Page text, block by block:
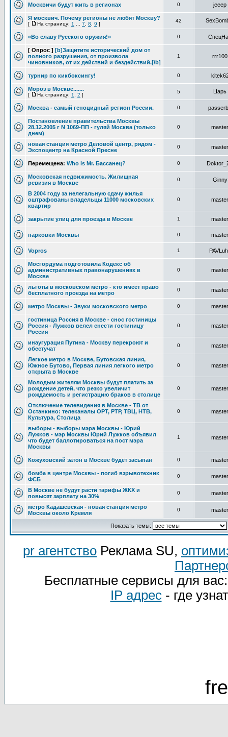
Москвичи будут жить в регионах 0 jeeep
Я москвич. Почему регионы не любят Москву?
[ На страницу: 1 7 8 9 ]
42
«Во славу Русского оружия!» 0
[ Опрос ] [b]Защитите исторический дом от
полного разрушения, от произвола
чиновников, от их действий и бездействий.[/b]
1 rrr100
турнир по кикбоксингу! 0
Мороз в Москве.......
[ На страницу: 1 2 ]
5 Царь
Москва - самый геноцидный регион России. 0
Постановление правительства Москвы
28.12.2005 г N 1069-ПП - гуляй Москва (только
днем)
0 master
новая станция метро Деловой центр, рядом -
Экспоцентр на Красной Пресне
0 master
Перемещена: Who is Mr. Бассанец? 0
Московская недвижимость. Жилищная
ревизия в Москве
0 Ginny
В 2004 году за нелегальную сдачу жилья
оштрафованы владельцы 11000 московских
квартир
0 master
закрытие улиц для проезда в Москве 1 master
парковки Москвы 0 master
Vopros 1
Мосгордума подготовила Кодекс об
административных правонарушениях в
Москве
0 master
льготы в московском метро - кто имеет право
бесплатного проезда на метро
0 master
метро Москвы - Звуки московского метро 0 master
гостиница Россия в Москве - снос гостиницы
Россия - Лужков велел снести гостиницу
Россия
0 master
инаугурация Путина - Москву перекроют и
обестучат
0 master
Легкое метро в Москве, Бутовская линия,
Южное Бутово, Первая линия легкого метро
открыта в Москве
0 master
Молодым жителям Москвы будут платить за
рождение детей, что резко увеличит
рождаемость и регистрацию браков в столице
0 master
Отключение телевидения в Москве - ТВ от
Останкино: телеканалы ОРТ, РТР, ТВЦ, НТВ,
Культура, Столица
0 master
выборы - выборы мэра Москвы - Юрий
Лужков - мэр Москвы Юрий Лужков объявил
что будет баллотироваться на пост мэра
Москвы
1 master
Кожуховский затон в Москве будет засыпан 0 master
бомба в центре Москвы - погиб взрывотехник
ФСБ
0 master
В Москве не будут расти тарифы ЖКХ и
повысят зарплату на 30%
0 master
метро Кадашевская - новая станция метро
Москвы около Кремля
0 master
Показать темы:
pr агентство Реклама SU,
Бесплатные сервисы для
IP адрес- где